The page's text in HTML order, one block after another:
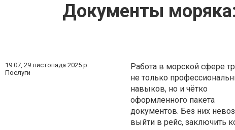
Документы
19:07, 29 листопада 2025 р.
Послуги
Работа в морской сфере
не только
навыков, но и чётко
оформленного пакета
документов. Без них
выйти в рейс, заключить